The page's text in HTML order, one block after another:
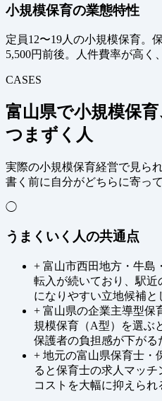
小規模保育の業態特性
定員12〜19人の小規模保育。
5,500円前後。人件費率が高く
CASES
富山県で小規模保
つまずく人
実際の小規模保育経営で見ら
書く前に自分がどちらに寄っ
◯
うまくいく人の共通点
+ 富山市西田地方・牛島
転入が続いており、駅近
になりやすい立地候補と
+ 富山県の企業主導型保
規模保育（A型）を選ぶ
保護者の負担感が下が
+ 地元の富山県保育士・
ると保育士の求人マッ
コストを大幅に抑えられ